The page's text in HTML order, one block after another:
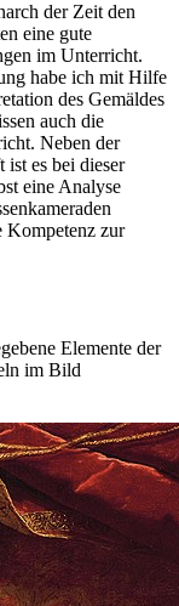
der Zeit den
eine gute
im Unterricht.
habe ich mit Hilfe
des Gemäldes
auch die
Neben der
es bei dieser
eine Analyse
Kompetenz zur
Elemente der
im Bild